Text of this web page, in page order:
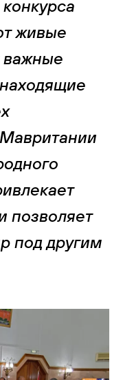
живые
важные
позволяет
под другим